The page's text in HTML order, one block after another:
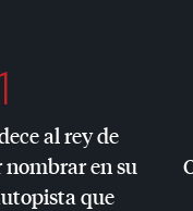
al rey de
en su
que